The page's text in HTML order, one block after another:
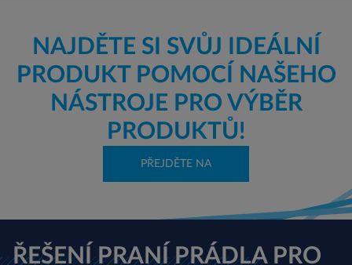
NAJDĚTE SI SVŮJ IDEÁLNÍ
PRODUKT POMOCÍ NAŠEHO
NÁSTROJE PRO VÝBĚR
PRODUKTŮ!
PŘEJDĚTE NA
ŘEŠENÍ PRANÍ PRÁDLA PRO